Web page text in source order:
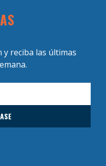
reciba las últimas